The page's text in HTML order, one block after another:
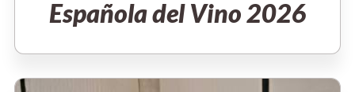
Española del Vino 2026